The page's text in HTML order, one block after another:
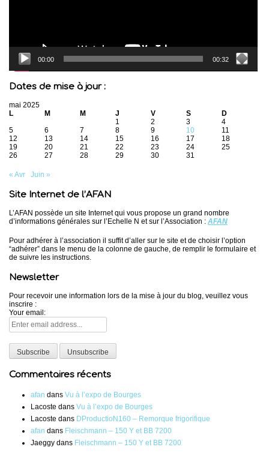
00:00 00:32
Dates de mise à jour :
mai 2025
L
M M J V S
D
1
2 3
4
5
6 7 8 9 10
11
12
13 14 15 16 17
18
19
20 21 22 23 24
25
26
27 28 29 30 31
« Avr Juin »
Site Internet de l’AFAN
L’AFAN possède un site Internet qui vous propose un grand nombre
d’informations générales sur l’Echelle N et sur l’Association : AFAN
Pour adhérer à l’association il suffit d’aller sur le site et de choisir l’option
“adhérer” dans le menu de la colonne de gauche, de remplir le formulaire et
de suivre les instructions.
Newsletter
Pour recevoir une information lors de la mise à jour du blog, veuillez vous
inscrire :
Your email:
Commentaires récents
afan dans Vu à l’expo de Bourges
Lacoste dans Vu à l’expo de Bourges
Lacoste dans DProductioN160 – Remorque frigorifique
afan dans Fleischmann – 150 Y et BB 7200
Jaeggy dans Fleischmann – 150 Y et BB 7200